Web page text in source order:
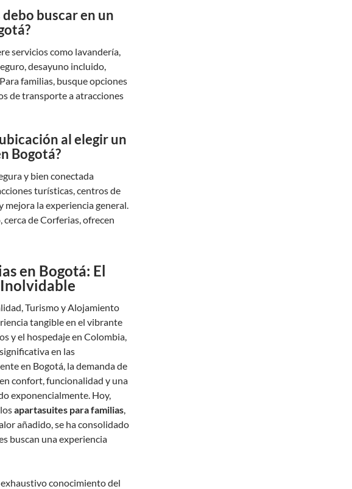
buscar en un
servicios como lavandería,
desayuno incluido,
familias, busque opciones
de transporte a atracciones
al elegir un
Bogotá?
y bien conectada
turísticas, centros de
mejora la experiencia general.
de Corferias, ofrecen
en Bogotá: El
Turismo y Alojamiento
tangible en el vibrante
y el hospedaje en Colombia,
en las
en Bogotá, la demanda de
confort, funcionalidad y una
exponencialmente. Hoy,
apartasuites para familias,
añadido, se ha consolidado
buscan una experiencia
conocimiento del